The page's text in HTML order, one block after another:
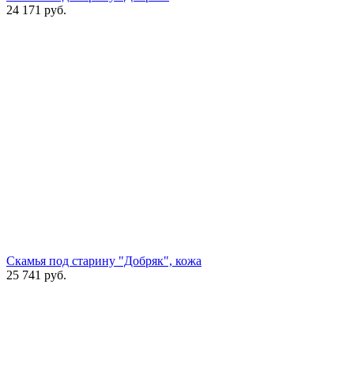
24 171 руб.
Скамья под старину "Добряк", кожа
25 741 руб.